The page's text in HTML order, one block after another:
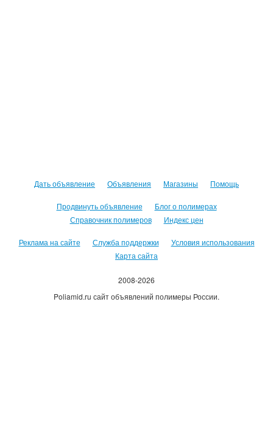
Дать объявление Объявления Магазины Помощь
Продвинуть объявление
Блог о полимерах
Справочник полимеров
Индекс цен
Реклама на сайте Служба поддержки
Условия использования
Карта сайта
2008-2026
Poliamid.ru сайт объявлений полимеры России.